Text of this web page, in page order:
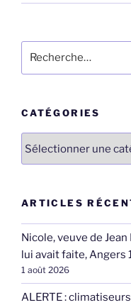
pour
CATÉGORIES
ARTICLES
Nicole, veuve de
lui avait faite, Angers
1 août 2026
ALERTE :